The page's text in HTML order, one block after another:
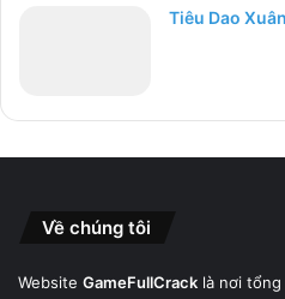
Tiêu Dao
Về chúng tôi
Website GameFullCrack là nơi